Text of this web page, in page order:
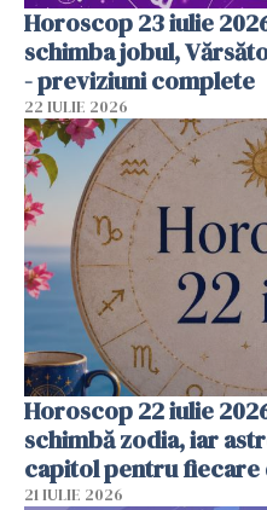
Horoscop 23 iulie
schimba jobul,
- previziuni complete
22 IULIE 2026
Horoscop 22 iulie
schimbă zodia, iar
capitol pentru fiecare
21 IULIE 2026